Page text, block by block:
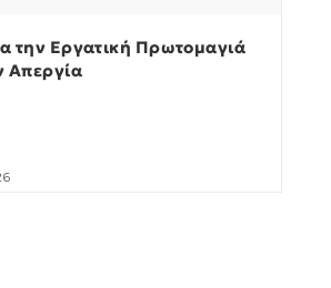
την Εργατική Πρωτομαγιά
Απεργία